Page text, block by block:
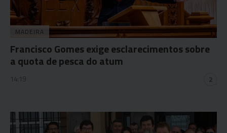
MADEIRA
Francisco Gomes exige esclarecimentos sobre
a quota de pesca do atum
14:19 2